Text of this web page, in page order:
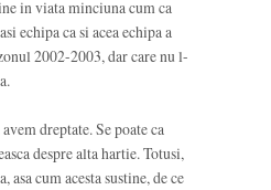
in viata minciuna cum ca
echipa ca si acea echipa a
2002-2003, dar care nu l-
dreptate. Se poate ca
despre alta hartie. Totusi,
asa cum acesta sustine, de ce